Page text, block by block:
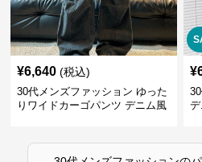
¥6,640 (税込)
30代メンズファッション ゆった
りワイドカーゴパンツ デニム風
¥